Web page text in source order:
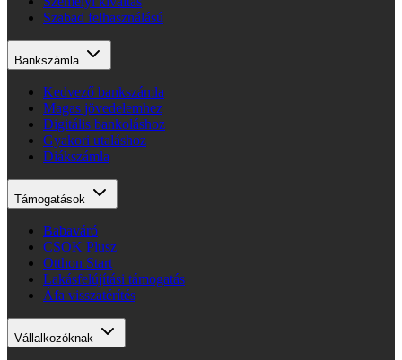
Szabad felhasználású
Bankszámla
Kedvező bankszámla
Magas jövedelemhez
Digitális bankoláshoz
Gyakori utaláshoz
Diákszámla
Támogatások
Babaváró
CSOK Plusz
Otthon Start
Lakásfelújítási támogatás
Áfa visszatérítés
Vállalkozóknak